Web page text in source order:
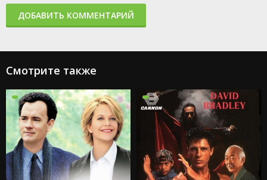
ДОБАВИТЬ КОММЕНТАРИЙ
Смотрите также